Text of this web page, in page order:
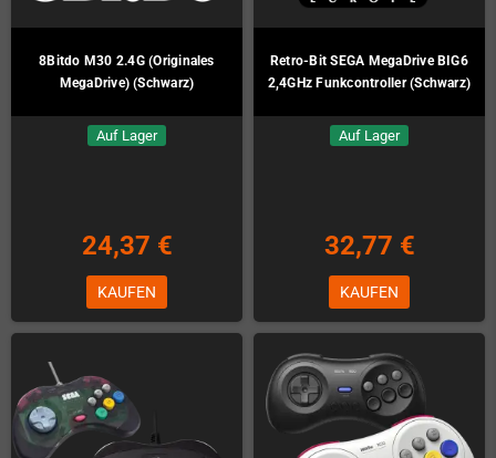
8Bitdo M30 2.4G (Originales
MegaDrive) (Schwarz)
Auf Lager
24,37 €
KAUFEN
Retro-Bit SEGA MegaDrive BIG6
2,4GHz Funkcontroller (Schwarz)
Auf Lager
32,77 €
KAUFEN